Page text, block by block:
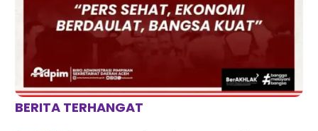
BERITA TERHANGAT